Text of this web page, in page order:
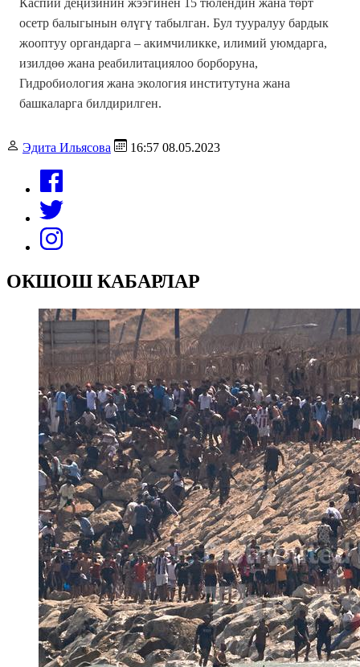
осетр балыгынын өлүгү табылган. Бул тууралуу бардык
жооптуу органдарга – акимчиликке, илимий уюмдарга,
изилдөө жана реабилитациялоо борборуна,
Гидробиология жана экология институтуна жана
башкаларга билдирилген.
Эдита Ильясова 16:57 08.05.2023
ОКШОШ КАБАРЛАР